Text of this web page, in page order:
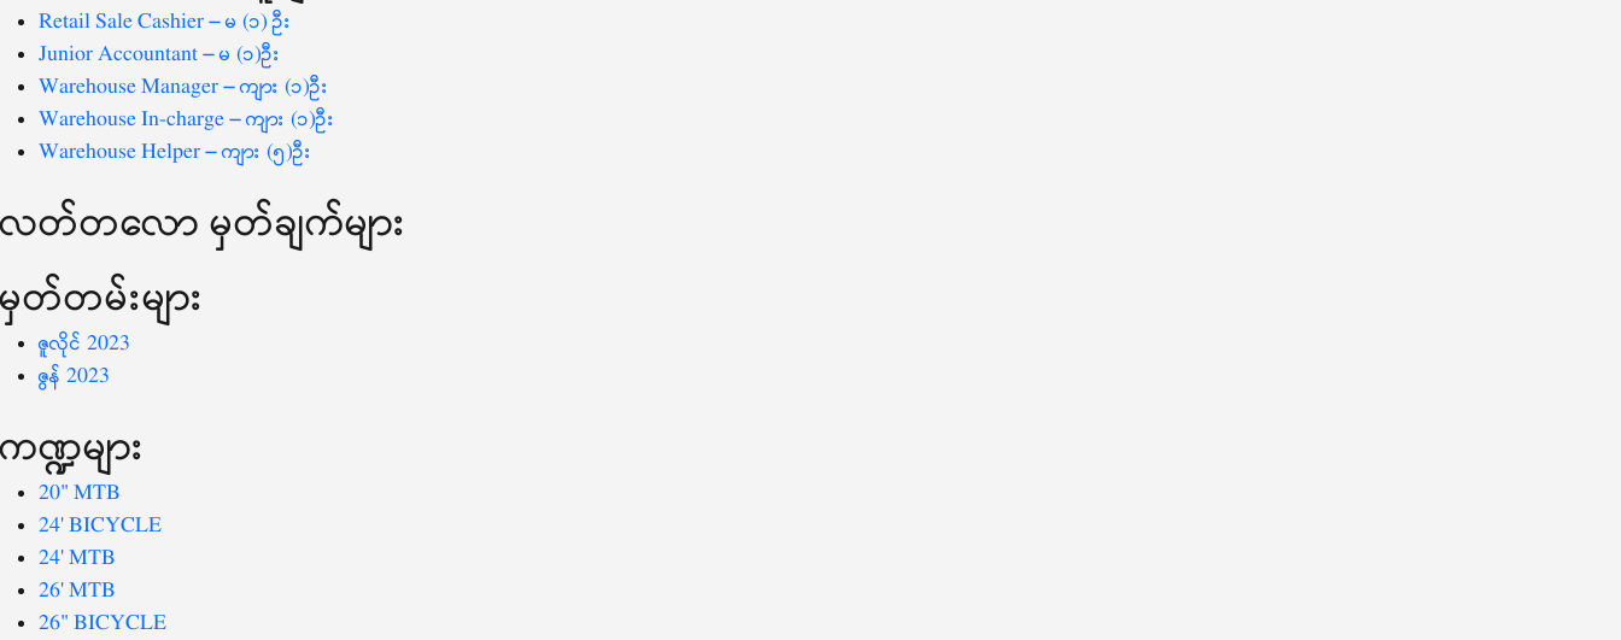
Retail Sale Cashier – မ (၁) ဦး
Junior Accountant – မ (၁)ဦး
Warehouse Manager – ကျား (၁)ဦး
Warehouse In-charge – ကျား (၁)ဦး
Warehouse Helper – ကျား (၅)ဦး
လတ်တ‌လော မှတ်ချက်များ
မှတ်တမ်းများ
ဇူလိုင် 2023
ဇွန် 2023
ကဏ္ဍများ
20" MTB
24' BICYCLE
24' MTB
26' MTB
26" BICYCLE